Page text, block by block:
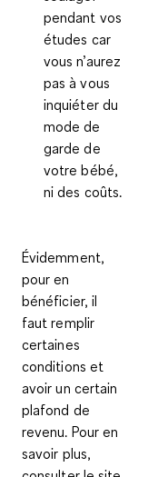
pendant vos
études car
vous n’aurez
pas à vous
inquiéter du
mode de
garde de
votre bébé,
ni des coûts.
Évidemment,
pour en
bénéficier, il
faut remplir
certaines
conditions et
avoir un certain
plafond de
revenu. Pour en
savoir plus,